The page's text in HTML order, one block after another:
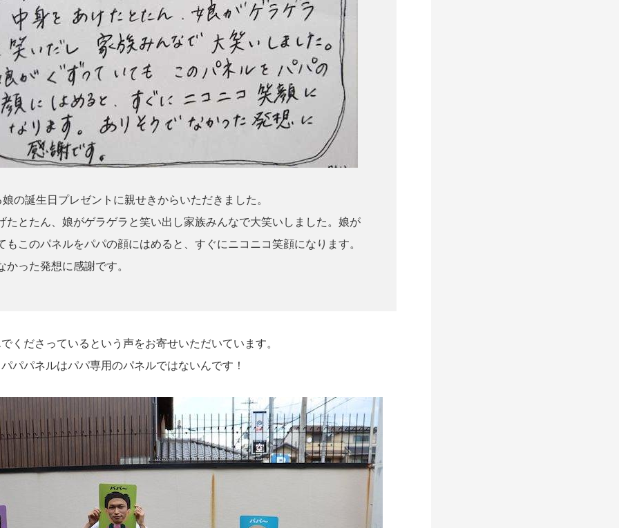
誕生日プレゼントに親せきからいただきました。
とたん、娘がゲラゲラと笑い出し家族みんなで大笑いしました。娘が
もこのパネルをパパの顔にはめると、すぐにニコニコ笑顔になります。
かった発想に感謝です。
ださっているという声をお寄せいただいています。
パネルはパパ専用のパネルではないんです！